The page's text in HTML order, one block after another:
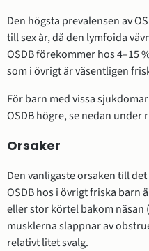
Den högsta prevalensen av
till sex år, då den lymfoida
OSDB förekommer hos 4–15
som i övrigt är väsentligen
För barn med vissa
OSDB högre, se nedan under
Orsaker
Den vanligaste orsaken till
OSDB hos i övrigt friska barn
eller stor körtel bakom näsan
musklerna slappnar av
relativt litet svalg.